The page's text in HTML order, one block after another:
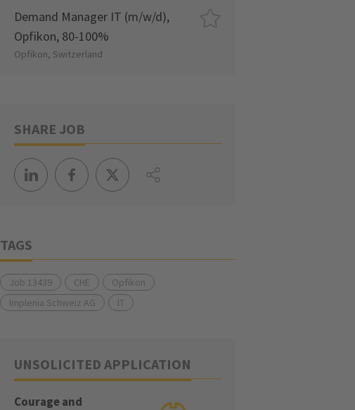
Demand Manager IT (m/w/d),
Opfikon, 80-100%
Opfikon, Switzerland
SHARE JOB
TAGS
Job 13439 CHE
Opfikon
Implenia Schweiz AG
IT
UNSOLICITED APPLICATION
Courage and